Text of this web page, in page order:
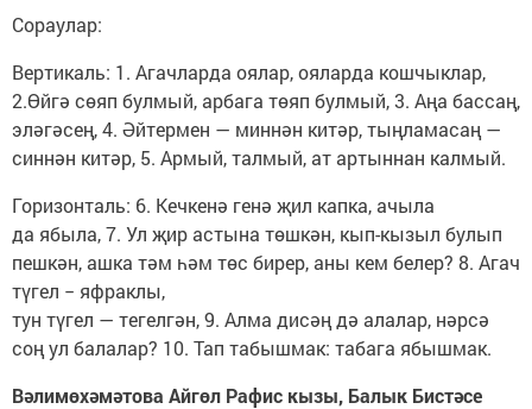
Сораулар:
Вертикаль: 1. Агачларда оялар, ояларда кошчыклар,
2.Өйгә сөяп булмый, арбага төяп булмый, 3. Аңа бассаң,
эләгәсең, 4. Әйтермен — миннән китәр, тыңламасаң —
синнән китәр, 5. Армый, талмый, ат артыннан калмый.
Горизонталь: 6. Кечкенә генә җил капка, ачыла
да ябыла, 7. Ул җир астына төшкән, кып-кызыл булып
пешкән, ашка тәм һәм төс бирер, аны кем белер? 8. Агач
түгел − яфраклы,
тун түгел — тегелгән, 9. Алма дисәң дә алалар, нәрсә
соң ул балалар? 10. Тап табышмак: табага ябышмак.
Вәлимөхәмәтова Айгөл Рафис кызы, Балык Бистәсе